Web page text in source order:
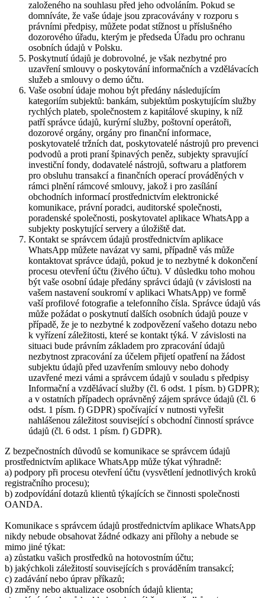
založeného na souhlasu před jeho odvoláním. Pokud se
domníváte, že vaše údaje jsou zpracovávány v rozporu s
právními předpisy, můžete podat stížnost u příslušného
dozorového úřadu, kterým je předseda Úřadu pro ochranu
osobních údajů v Polsku.
Poskytnutí údajů je dobrovolné, je však nezbytné pro
uzavření smlouvy o poskytování informačních a vzdělávacích
služeb a smlouvy o demo účtu.
Vaše osobní údaje mohou být předány následujícím
kategoriím subjektů: bankám, subjektům poskytujícím služby
rychlých plateb, společnostem z kapitálové skupiny, k níž
patří správce údajů, kurýrní služby, poštovní operátoři,
dozorové orgány, orgány pro finanční informace,
poskytovatelé tržních dat, poskytovatelé nástrojů pro prevenci
podvodů a proti praní špinavých peněz, subjekty spravující
investiční fondy, dodavatelé nástrojů, softwaru a platforem
pro obsluhu transakcí a finančních operací prováděných v
rámci plnění rámcové smlouvy, jakož i pro zasílání
obchodních informací prostřednictvím elektronické
komunikace, právní poradci, auditorské společnosti,
poradenské společnosti, poskytovatel aplikace WhatsApp a
subjekty poskytující servery a úložiště dat.
Kontakt se správcem údajů prostřednictvím aplikace
WhatsApp můžete navázat vy sami, případně vás může
kontaktovat správce údajů, pokud je to nezbytné k dokončení
procesu otevření účtu (živého účtu). V důsledku toho mohou
být vaše osobní údaje předány správci údajů (v závislosti na
vašem nastavení soukromí v aplikaci WhatsApp) ve formě
vaší profilové fotografie a telefonního čísla. Správce údajů vás
může požádat o poskytnutí dalších osobních údajů pouze v
případě, že je to nezbytné k zodpovězení vašeho dotazu nebo
k vyřízení záležitosti, které se kontakt týká. V závislosti na
situaci bude právním základem pro zpracování údajů
nezbytnost zpracování za účelem přijetí opatření na žádost
subjektu údajů před uzavřením smlouvy nebo dohody
uzavřené mezi vámi a správcem údajů v souladu s předpisy
Informační a vzdělávací služby (čl. 6 odst. 1 písm. b) GDPR);
a v ostatních případech oprávněný zájem správce údajů (čl. 6
odst. 1 písm. f) GDPR) spočívající v nutnosti vyřešit
nahlášenou záležitost související s obchodní činností správce
údajů (čl. 6 odst. 1 písm. f) GDPR).
Z bezpečnostních důvodů se komunikace se správcem údajů
prostřednictvím aplikace WhatsApp může týkat výhradně:
a) podpory při procesu otevření účtu (vysvětlení jednotlivých kroků
registračního procesu);
b) zodpovídání dotazů klientů týkajících se činnosti společnosti
OANDA.
Komunikace s správcem údajů prostřednictvím aplikace WhatsApp
nikdy nebude obsahovat žádné odkazy ani přílohy a nebude se
mimo jiné týkat:
a) zůstatku vašich prostředků na hotovostním účtu;
b) jakýchkoli záležitostí souvisejících s prováděním transakcí;
c) zadávání nebo úprav příkazů;
d) změny nebo aktualizace osobních údajů klienta;